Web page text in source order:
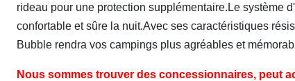
rideau pour une protection supplémentaire.Le système
confortable et sûre la nuit.Avec ses caractéristiques
Bubble rendra vos campings plus agréables et
Nous sommes trouver des concessionnaires, peut